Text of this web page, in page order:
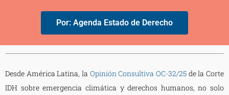
Por: Agenda Estado de Derecho
Desde América Latina, la Opinión Consultiva OC-32/25 de la Corte
IDH sobre emergencia climática y derechos humanos, no solo